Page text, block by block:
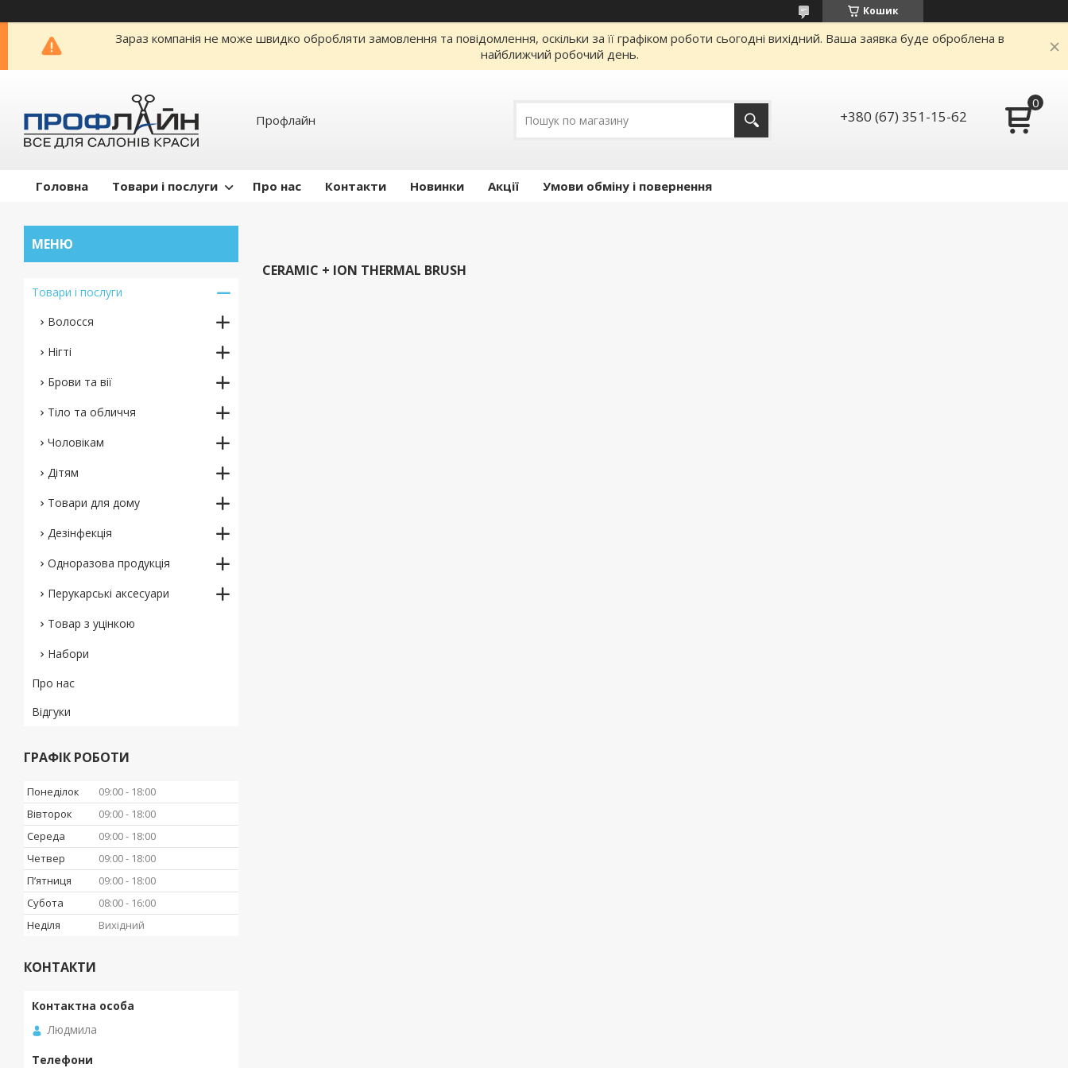
Кошик
Зараз компанія не може швидко обробляти замовлення та повідомлення, оскільки за її графіком роботи сьогодні вихідний. Ваша заявка буде оброблена в
найближчий робочий день.
Профлайн +380 (67) 351-15-62
Головна Товари і послуги Про нас Контакти Новинки Акції Умови обміну і повернення
CERAMIC + ION THERMAL BRUSH
Товари і послуги
Волосся
Нігті
Брови та вії
Тіло та обличчя
Чоловікам
Дітям
Товари для дому
Дезінфекція
Одноразова продукція
Перукарські аксесуари
Товар з уцінкою
Набори
Про нас
Відгуки
ГРАФІК РОБОТИ
Понеділок 09:00
18:00
Вівторок
09:00
18:00
Середа
09:00
18:00
Четвер
09:00
18:00
Пʼятниця
09:00
18:00
Субота
08:00
16:00
Неділя
Вихідний
КОНТАКТИ
Людмила